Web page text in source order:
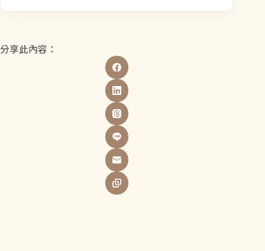
分享此內容：